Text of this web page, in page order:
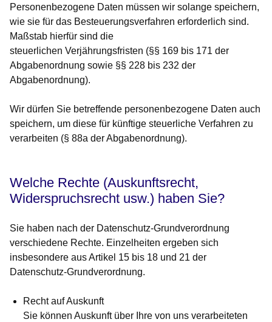
Personenbezogene Daten müssen wir solange speichern,
wie sie für das Besteuerungsverfahren erforderlich sind.
Maßstab hierfür sind die
steuerlichen Verjährungsfristen (§§ 169 bis 171 der
Abgabenordnung sowie §§ 228 bis 232 der
Abgabenordnung).
Wir dürfen Sie betreffende personenbezogene Daten auch
speichern, um diese für künftige steuerliche Verfahren zu
verarbeiten (§ 88a der Abgabenordnung).
Welche Rechte (Auskunftsrecht,
Widerspruchsrecht usw.) haben Sie?
Sie haben nach der Datenschutz-Grundverordnung
verschiedene Rechte. Einzelheiten ergeben sich
insbesondere aus Artikel 15 bis 18 und 21 der
Datenschutz-Grundverordnung.
Recht auf Auskunft
Sie können Auskunft über Ihre von uns verarbeiteten